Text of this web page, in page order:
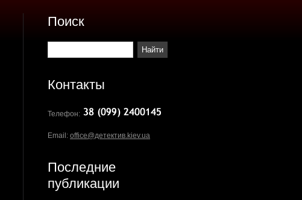
Поиск
Контакты
Телефон:
Email: office@детектив.kiev.ua
Последние
публикации